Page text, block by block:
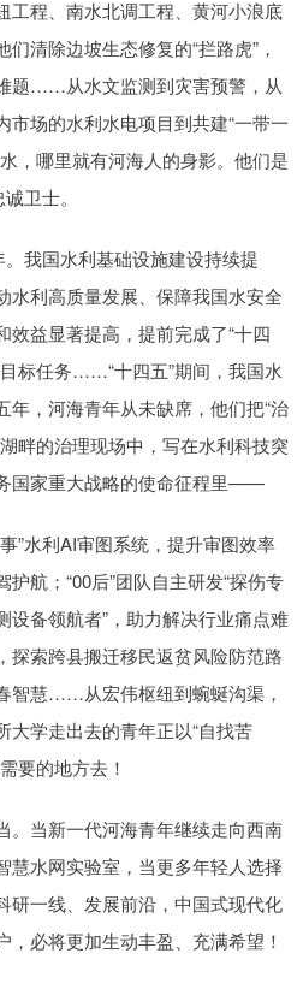
工程、南水北调工程、黄河小浪底
清除边坡生态修复的“拦路虎”，
题……从水文监测到灾害预警，从
场的水利水电项目到共建“一带一
，哪里就有河海人的身影。他们是
卫士。
我国水利基础设施建设持续提
水利高质量发展、保障我国水安全
益显著提高，提前完成了“十四
标任务……“十四五”期间，我国水
年，河海青年从未缺席，他们把“治
畔的治理现场中，写在水利科技突
国家重大战略的使命征程里——
”水利AI审图系统，提升审图效率
航；“00后”团队自主研发“探伤专
备领航者”，助力解决行业痛点难
探索跨县搬迁移民返贫风险防范路
智慧……从宏伟枢纽到蜿蜒沟渠，
大学走出去的青年正以“自找苦
要的地方去！
。当新一代河海青年继续走向西南
慧水网实验室，当更多年轻人选择
研一线、发展前沿，中国式现代化
必将更加生动丰盈、充满希望！